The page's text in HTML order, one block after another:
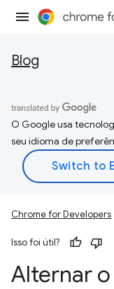
Blog
O Google usa
seu idioma de
Chrome for Developers
Isso foi útil?
Alternar